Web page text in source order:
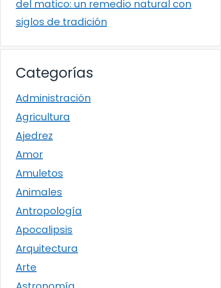
del matico: un remedio natural con
siglos de tradición
Categorías
Administración
Agricultura
Ajedrez
Amor
Amuletos
Animales
Antropología
Apocalipsis
Arquitectura
Arte